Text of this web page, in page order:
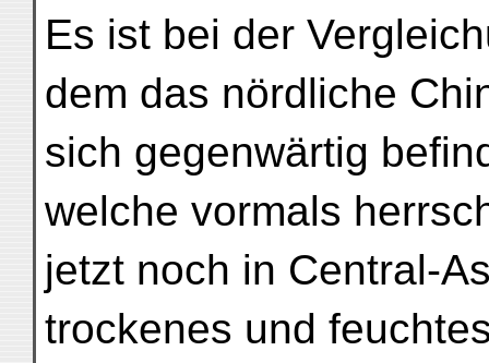
Es ist bei der
dem das nördliche
sich gegenwärtig
welche vormals
jetzt noch in Central-
trockenes und